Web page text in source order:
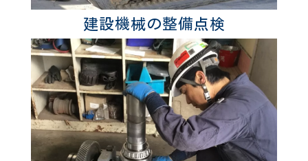
建設機械の整備点検